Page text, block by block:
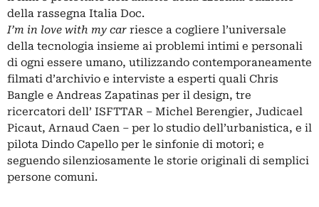
della rassegna Italia Doc.
I’m in love with my car riesce a cogliere l’universale
della tecnologia insieme ai problemi intimi e personali
di ogni essere umano, utilizzando contemporaneamente
filmati d’archivio e interviste a esperti quali Chris
Bangle e Andreas Zapatinas per il design, tre
ricercatori dell’ ISFTTAR – Michel Berengier, Judicael
Picaut, Arnaud Caen – per lo studio dell’urbanistica, e il
pilota Dindo Capello per le sinfonie di motori; e
seguendo silenziosamente le storie originali di semplici
persone comuni.